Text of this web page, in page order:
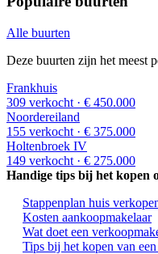
Alle buurten
Deze buurten zijn het meest
Frankhuis
309 verkocht · € 450.000
Noordereiland
155 verkocht · € 375.000
Holtenbroek IV
149 verkocht · € 275.000
Handige tips bij het kopen
Stappenplan huis
Kosten aankoopmakelaar
Wat doet een
Tips bij het kopen van